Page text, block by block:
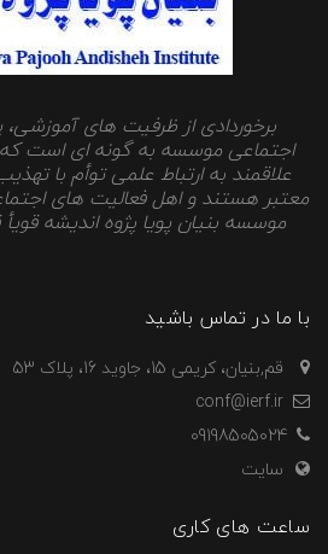
برخوردادی از ظرفیت های
اجتماعی موسسه به گونه ای است
علاقمند به ارتباط علمی توأم با
معتبر هستند و اهل فعالیت های
موسسه بنیان پویا پژوه اندیشه
با ما در تماس باشید
قم,بنیان، کریمی 15، جاوید 16، پلاک 53
09198505024
سایت
ساعت های کاری